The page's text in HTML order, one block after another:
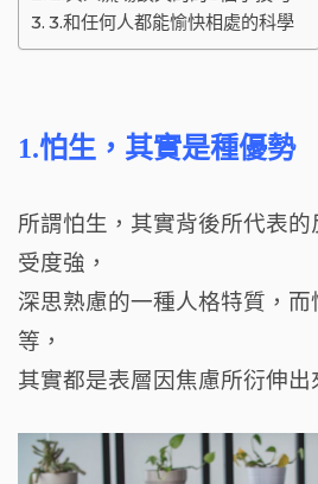
3.和任何人都能愉快相處的科學
1.怕生，其實是種優勢
所謂怕生，其實背後所代表
受度強，
深思熟慮的一種人格特質，
等，
其實都是表層因焦慮所衍伸出